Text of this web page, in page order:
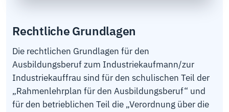
Rechtliche Grundlagen
Die rechtlichen Grundlagen für den
Ausbildungsberuf zum Industriekaufmann/zur
Industriekauffrau sind für den schulischen Teil der
„Rahmenlehrplan für den Ausbildungsberuf“ und
für den betrieblichen Teil die „Verordnung über die